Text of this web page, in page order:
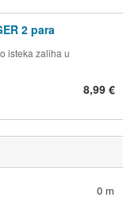
2 para
isteka zaliha u
8,99 €
0 m